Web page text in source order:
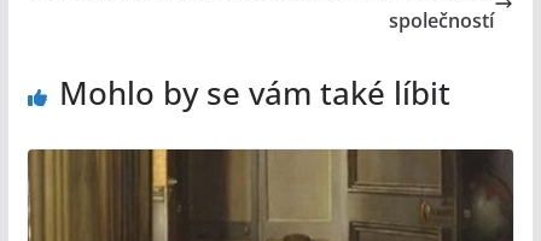
společností
Mohlo by se vám také líbit